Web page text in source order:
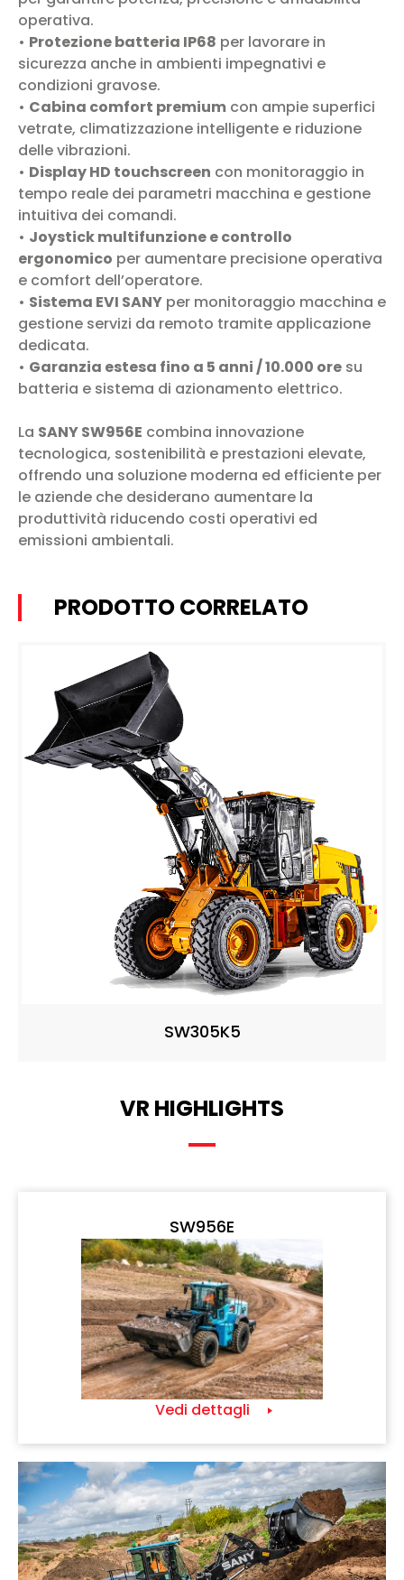
operativa.
• Protezione batteria IP68 per lavorare in
sicurezza anche in ambienti impegnativi e
condizioni gravose.
• Cabina comfort premium con ampie superfici
vetrate, climatizzazione intelligente e riduzione
delle vibrazioni.
• Display HD touchscreen con monitoraggio in
tempo reale dei parametri macchina e gestione
intuitiva dei comandi.
• Joystick multifunzione e controllo
ergonomico per aumentare precisione operativa
e comfort dell’operatore.
• Sistema EVI SANY per monitoraggio macchina e
gestione servizi da remoto tramite applicazione
dedicata.
• Garanzia estesa fino a 5 anni / 10.000 ore su
batteria e sistema di azionamento elettrico.
La SANY SW956E combina innovazione
tecnologica, sostenibilità e prestazioni elevate,
offrendo una soluzione moderna ed efficiente per
le aziende che desiderano aumentare la
produttività riducendo costi operativi ed
emissioni ambientali.
PRODOTTO CORRELATO
SW305K5
VR HIGHLIGHTS
SW956E
Vedi dettagli